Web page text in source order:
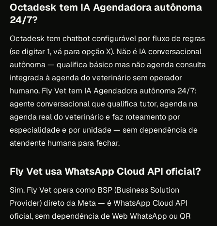
Octadesk tem IA Agendadora autônoma
24/7?
Octadesk tem chatbot configurável por fluxo de regras
(se digitar 1, vá para opção X). Não é IA conversacional
autônoma — qualifica básico mas não agenda consulta
integrada à agenda do veterinário sem operador
humano. Fly Vet tem IA Agendadora autônoma 24/7:
agente conversacional que qualifica tutor, agenda na
agenda real do veterinário e faz roteamento por
especialidade e por unidade — sem dependência de
atendente humana para fechar.
Fly Vet usa WhatsApp Cloud API oficial?
Sim. Fly Vet opera como BSP (Business Solution
Provider) direto da Meta — é WhatsApp Cloud API
oficial, sem dependência de Web WhatsApp ou QR